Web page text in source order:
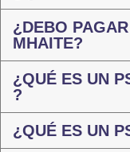
¿DEBO
MHAITE?
¿QUÉ ES UN
?
¿QUÉ ES UN